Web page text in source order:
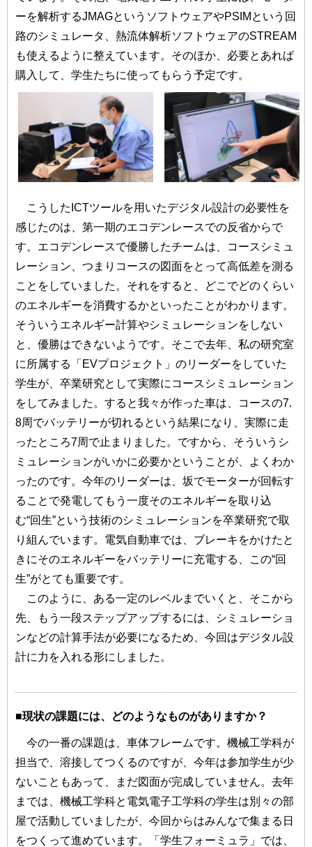
ーを解析するJMAGというソフトウェアやPSIMという回
路のシミュレータ、熱流体解析ソフトウェアのSTREAM
も使えるように整えています。そのほか、必要とあれば
購入して、学生たちに使ってもらう予定です。
こうしたICTツールを用いたデジタル設計の必要性を
感じたのは、第一期のエコデンレースでの反省からで
す。エコデンレースで優勝したチームは、コースシミュ
レーション、つまりコースの図面をとって高低差を測る
ことをしていました。それをすると、どこでどのくらい
のエネルギーを消費するかといったことがわかります。
そういうエネルギー計算やシミュレーションをしない
と、優勝はできないようです。そこで去年、私の研究室
に所属する「EVプロジェクト」のリーダーをしていた
学生が、卒業研究として実際にコースシミュレーション
をしてみました。すると我々が作った車は、コースの7.
8周でバッテリーが切れるという結果になり、実際に走
ったところ7周で止まりました。ですから、そういうシ
ミュレーションがいかに必要かということが、よくわか
ったのです。今年のリーダーは、坂でモーターが回転す
ることで発電してもう一度そのエネルギーを取り込
む“回生”という技術のシミュレーションを卒業研究で取
り組んでいます。電気自動車では、ブレーキをかけたと
きにそのエネルギーをバッテリーに充電する、この“回
生”がとても重要です。
このように、ある一定のレベルまでいくと、そこから
先、もう一段ステップアップするには、シミュレーショ
ンなどの計算手法が必要になるため、今回はデジタル設
計に力を入れる形にしました。
■現状の課題には、どのようなものがありますか？
今の一番の課題は、車体フレームです。機械工学科が
担当で、溶接してつくるのですが、今年は参加学生が少
ないこともあって、まだ図面が完成していません。去年
までは、機械工学科と電気電子工学科の学生は別々の部
屋で活動していましたが、今回からはみんなで集まる日
をつくって進めています。「学生フォーミュラ」では、